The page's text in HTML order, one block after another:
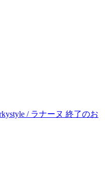
/ ラナーヌ 終了のお